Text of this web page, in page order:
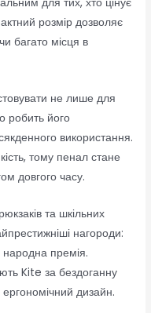
розмір дозволяє
багато місця в
не лише для
робить його
використання.
тому пенал стане
довгого часу.
та шкільних
нагороди:
народна премія.
Kite за бездоганну
ергономічний дизайн.